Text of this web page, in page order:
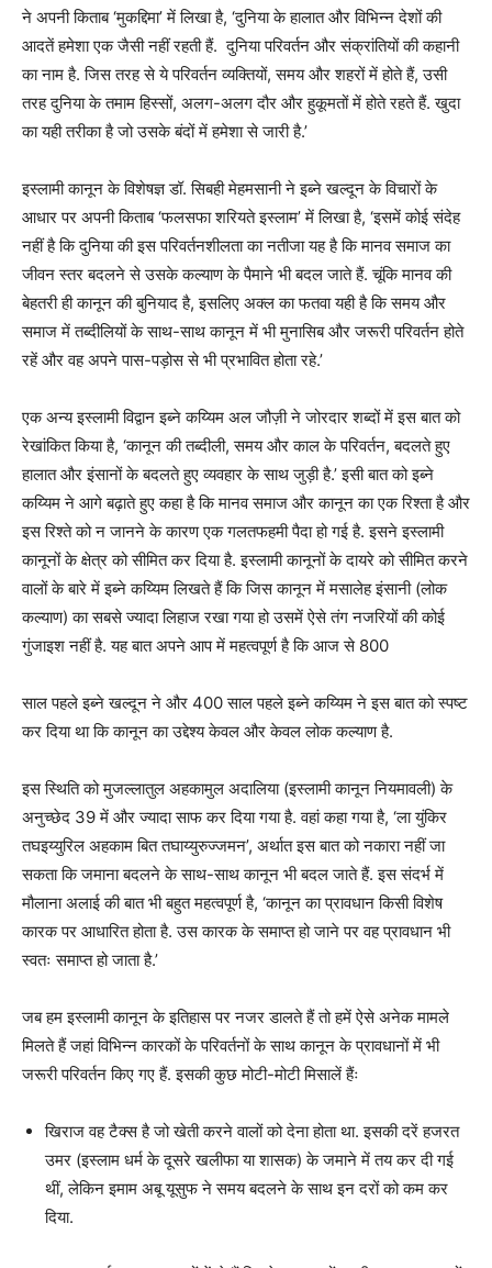
ने अपनी किताब ‘मुकद्दिमा’ में लिखा है, ‘दुनिया के हालात और विभिन्न देशों की
आदतें हमेशा एक जैसी नहीं रहती हैं. दुनिया परिवर्तन और संक्रांतियों की कहानी
का नाम है. जिस तरह से ये परिवर्तन व्यक्तियों, समय और शहरों में होते हैं, उसी
तरह दुनिया के तमाम हिस्सों, अलग-अलग दौर और हुकूमतों में होते रहते हैं. खुदा
का यही तरीका है जो उसके बंदों में हमेशा से जारी है.’
इस्लामी कानून के विशेषज्ञ डॉ. सिबही मेहमसानी ने इब्ने खल्दून के विचारों के
आधार पर अपनी किताब ‘फलसफा शरियते इस्लाम’ में लिखा है, ‘इसमें कोई संदेह
नहीं है कि दुनिया की इस परिवर्तनशीलता का नतीजा यह है कि मानव समाज का
जीवन स्तर बदलने से उसके कल्याण के पैमाने भी बदल जाते हैं. चूंकि मानव की
बेहतरी ही कानून की बुनियाद है, इसलिए अक्ल का फतवा यही है कि समय और
समाज में तब्दीलियों के साथ-साथ कानून में भी मुनासिब और जरूरी परिवर्तन होते
रहें और वह अपने पास-पड़ोस से भी प्रभावित होता रहे.’
एक अन्य इस्लामी विद्वान इब्ने कय्यिम अल जौज़ी ने जोरदार शब्दों में इस बात को
रेखांकित किया है, ‘कानून की तब्दीली, समय और काल के परिवर्तन, बदलते हुए
हालात और इंसानों के बदलते हुए व्यवहार के साथ जुड़ी है.’ इसी बात को इब्ने
कय्यिम ने आगे बढ़ाते हुए कहा है कि मानव समाज और कानून का एक रिश्ता है और
इस रिश्ते को न जानने के कारण एक गलतफहमी पैदा हो गई है. इसने इस्लामी
कानूनों के क्षेत्र को सीमित कर दिया है. इस्लामी कानूनों के दायरे को सीमित करने
वालों के बारे में इब्ने कय्यिम लिखते हैं कि जिस कानून में मसालेह इंसानी (लोक
कल्याण) का सबसे ज्यादा लिहाज रखा गया हो उसमें ऐसे तंग नजरियों की कोई
गुंजाइश नहीं है. यह बात अपने आप में महत्वपूर्ण है कि आज से 800
साल पहले इब्ने खल्दून ने और 400 साल पहले इब्ने कय्यिम ने इस बात को स्पष्ट
कर दिया था कि कानून का उद्देश्य केवल और केवल लोक कल्याण है.
इस स्थिति को मुजल्लातुल अहकामुल अदालिया (इस्लामी कानून नियमावली) के
अनुच्छेद 39 में और ज्यादा साफ कर दिया गया है. वहां कहा गया है, ‘ला युंकिर
तघइय्युरिल अहकाम बित तघाय्युरुज्जमन’, अर्थात इस बात को नकारा नहीं जा
सकता कि जमाना बदलने के साथ-साथ कानून भी बदल जाते हैं. इस संदर्भ में
मौलाना अलाई की बात भी बहुत महत्वपूर्ण है, ‘कानून का प्रावधान किसी विशेष
कारक पर आधारित होता है. उस कारक के समाप्त हो जाने पर वह प्रावधान भी
स्वतः समाप्त हो जाता है.’
जब हम इस्लामी कानून के इतिहास पर नजर डालते हैं तो हमें ऐसे अनेक मामले
मिलते हैं जहां विभिन्न कारकों के परिवर्तनों के साथ कानून के प्रावधानों में भी
जरूरी परिवर्तन किए गए हैं. इसकी कुछ मोटी-मोटी मिसालें हैंः
खिराज वह टैक्स है जो खेती करने वालों को देना होता था. इसकी दरें हजरत
उमर (इस्लाम धर्म के दूसरे खलीफा या शासक) के जमाने में तय कर दी गई
थीं, लेकिन इमाम अबू यूसुफ ने समय बदलने के साथ इन दरों को कम कर
दिया.